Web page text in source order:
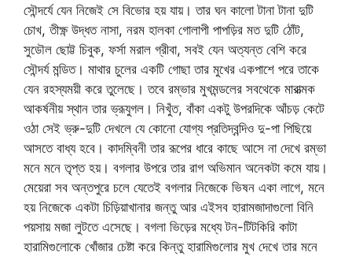
সৌন্দর্যে যেন নিজেই সে বিভোর হয় যায়। তার ঘন কালো টানা টানা দুটি
চোখ, তীক্ষ্ণ উদ্ধত নাসা, নরম হালকা গোলাপী পাপড়ির মত দুটি ঠোঁট,
সুডৌল ছোট্ট চিবুক, ফর্সা মরাল গ্রীবা, সবই যেন অত্যন্ত বেশি করে
সৌন্দর্য মন্ডিত। মাথার চুলের একটি গোছা তার মুখের একপাশে পরে তাকে
যেন রহস্যময়ী করে তুলেছে। তবে রম্ভার মুখমন্ডলের সবথেকে মারাত্মক
আকর্ষনীয় স্থান তার ভ্রূযুগল। নিখুঁত, বাঁকা একটু উপরদিকে আঁচড় কেটে
ওঠা সেই ভ্রু-দুটি দেখলে যে কোনো যোগ্য প্রতিদ্বন্দিও দু-পা পিছিয়ে
আসতে বাধ্য হবে। কাদম্বিনী তার রূপের ধারে কাছে আসে না দেখে রম্ভা
মনে মনে তৃপ্ত হয়। বগলার উপরে তার রাগ অভিমান অনেকটা কমে যায়।
মেয়েরা সব অন্তপুরে চলে যেতেই বগলার নিজেকে ভিষন একা লাগে, মনে
হয় নিজেকে একটা চিড়িয়াখানার জন্তু আর এইসব হারামজাদাগুলো বিনি
পয়সায় মজা লুটতে এসেছে। বগলা ভিড়ের মধ্যে টন-টিটকিরি কাটা
হারামিগুলোকে খোঁজার চেষ্টা করে কিন্তু হারামিগুলোর মুখ দেখে তার মনে